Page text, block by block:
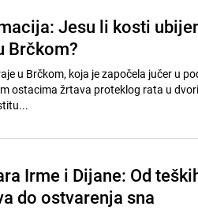
Jesu li kosti
Brčkom?
u Brčkom, koja je započela jučer u
ostacima žrtava proteklog rata u
Irme i Dijane: Od
do ostvarenja sna